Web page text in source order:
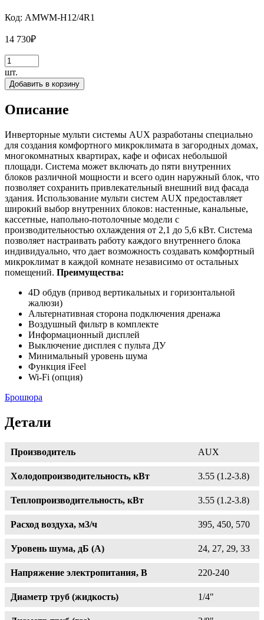
Код: AMWM-H12/4R1
14 730₽
шт.
Добавить в корзину
Описание
Инверторные мульти системы AUX разработаны специально
для создания комфортного микроклимата в загородных домах,
многокомнатных квартирах, кафе и офисах небольшой
площади. Система может включать до пяти внутренних
блоков различной мощности и всего один наружный блок, что
позволяет сохранить привлекательный внешний вид фасада
здания. Использование мульти систем AUX предоставляет
широкий выбор внутренних блоков: настенные, канальные,
кассетные, напольно-потолочные модели с
производительностью охлаждения от 2,1 до 5,6 кВт. Система
позволяет настраивать работу каждого внутреннего блока
индивидуально, что дает возможность создавать комфортный
микроклимат в каждой комнате независимо от остальных
помещений. Преимущества:
4D обдув (привод вертикальных и горизонтальной
жалюзи)
Альтернативная сторона подключения дренажа
Воздушный фильтр в комплекте
Информационный дисплей
Выключение дисплея с пульта ДУ
Минимальный уровень шума
Функция iFeel
Wi-Fi (опция)
Брошюра
Детали
Производитель AUX
Холодопроизводительность, кВт 3.55 (1.2-3.8)
Теплопроизводительность, кВт 3.55 (1.2-3.8)
Расход воздуха, м3/ч 395, 450, 570
Уровень шума, дБ (А) 24, 27, 29, 33
Напряжение электропитания, В 220-240
Диаметр труб (жидкость) 1/4"